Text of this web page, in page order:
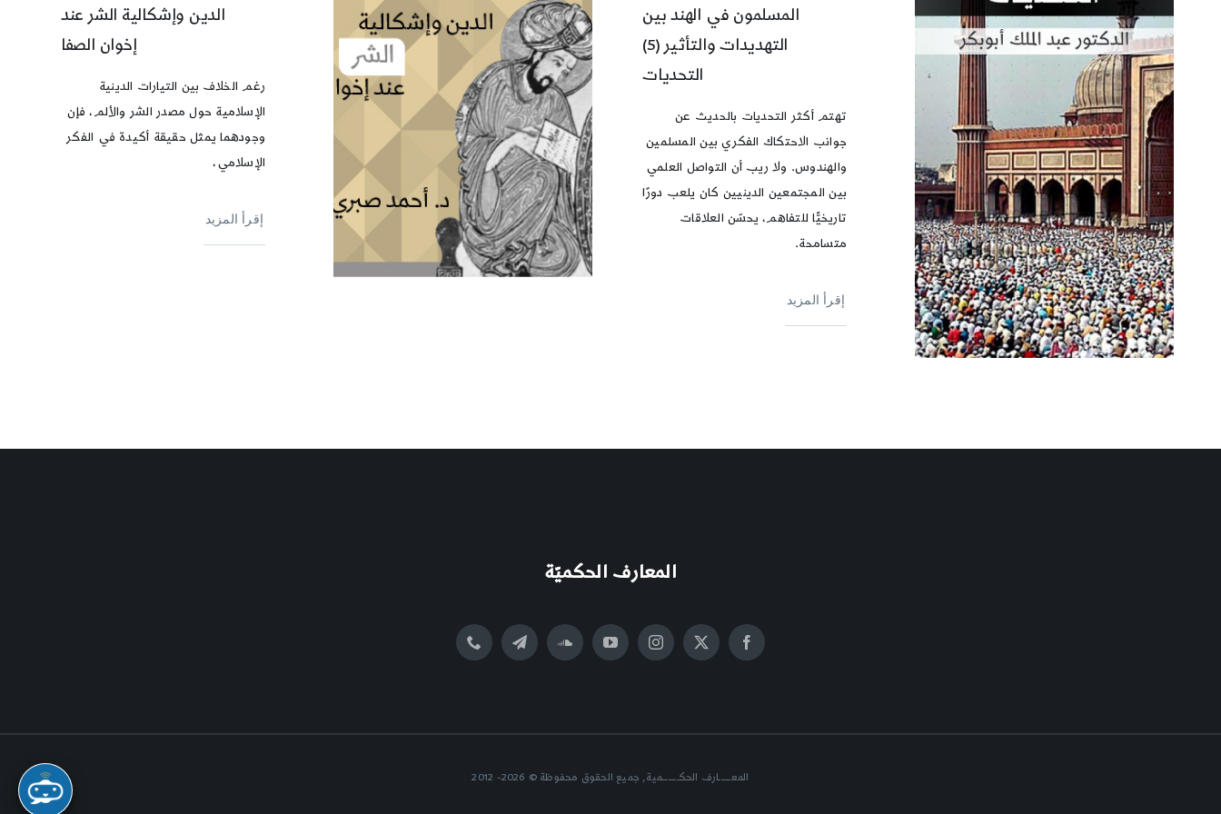
المسلمون في الهند بين
التهديدات والتأثير (5)
التحديات
تهتم أكثر التحديات بالحديث عن
جوانب الاحتكاك الفكري بين المسلمين
والهندوس. ولا ريب أن التواصل العلمي
بين المجتمعين الدينيين كان يلعب دورًا
تاريخيًّا للتفاهم، يحسّن العلاقات
متسامحة.
إقرأ المزيد
الدين وإشكالية الشر عند
إخوان الصفا
رغم الخلاف بين التيارات الدينية
الإسلامية حول مصدر الشر والألم، فإن
وجودهما يمثل حقيقة أكيدة في الفكر
الإسلامي،
إقرأ المزيد
المعارف الحكميّة
المعــــــارف الحكــــــــمية, جميع الحقوق محفوظة © 2026- 2012